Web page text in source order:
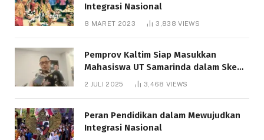
Integrasi Nasional
8 MARET 2023 3,838VIEWS
Pemprov Kaltim Siap Masukkan
Mahasiswa UT Samarinda dalam Skema
Bantuan Pendidikan Gratispol
2 JULI 2025 3,468 VIEWS
Peran Pendidikan dalam Mewujudkan
Integrasi Nasional